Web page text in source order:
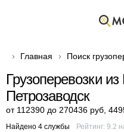
Главная Поиск
Грузоперевозки
Петрозаводск
от 112390 до 270436 руб
Найдено 4 службы Рейтинг: 9.2